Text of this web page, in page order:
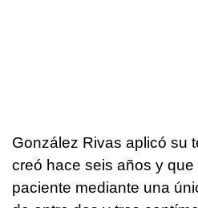
González Rivas aplicó su
creó hace seis años y que
paciente mediante una